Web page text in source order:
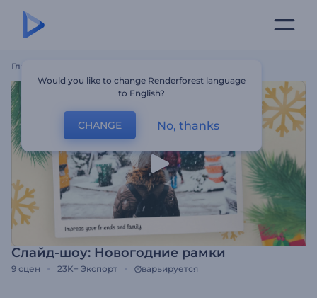
Главная
Слайд-шоу: Новогодние рамки
9 сцен 23K+ Экспорт варьируется
Would you like to change Renderforest language
to English?
CHANGE No, thanks